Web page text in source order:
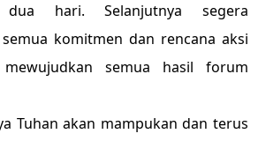
hari. Selanjutnya segera
komitmen dan rencana aksi
semua hasil forum
Tuhan akan mampukan dan terus